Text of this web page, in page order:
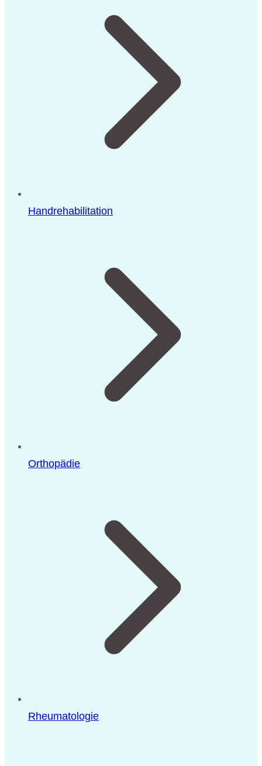
Handrehabilitation
Orthopädie
Rheumatologie